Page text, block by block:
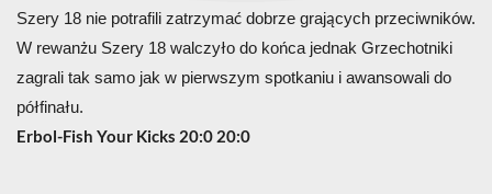
Szery 18 nie potrafili zatrzymać dobrze grających przeciwników.
W rewanżu Szery 18 walczyło do końca jednak Grzechotniki
zagrali tak samo jak w pierwszym spotkaniu i awansowali do
półfinału.
Erbol-Fish Your Kicks 20:0 20:0